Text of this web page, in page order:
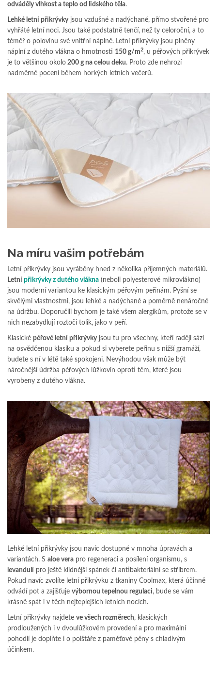
odváděly vlhkost a teplo od lidského těla.
Lehké letní přikrývkyjsou vzdušné a nadýchané, přímo stvořené pro
vyhřáté letní noci. Jsou také podstatně tenčí, než ty celoroční, a to
téměř o polovinu své vnitřní náplně. Letní přikrývky jsou plněny
náplní z dutého vlákna o hmotnosti 150 g/m2, u péřových přikrývek
je to většinou okolo 200 g na celou deku. Proto zde nehrozí
nadměrné pocení během horkých letních večerů.
Na míru vašim potřebám
Letní přikrývky jsou vyráběny hned z několika příjemných materiálů.
Letní přikrývky z dutého vlákna (neboli polyesterové mikrovlákno)
jsou moderní variantou ke klasickým péřovým peřinám. Pyšní se
skvělými vlastnostmi, jsou lehké a nadýchané a poměrně nenáročné
na údržbu. Doporučili bychom je také všem alergikům, protože se v
nich nezabydlují roztoči tolik, jako v peří.
Klasické péřové letní přikrývkyjsou tu pro všechny, kteří raději sází
na osvědčenou klasiku a pokud si vyberete peřinu s nižší gramáží,
budete s ní v létě také spokojeni. Nevýhodou však může být
náročnější údržba péřových lůžkovin oproti těm, které jsou
vyrobeny z dutého vlákna.
Lehké letní přikrývky jsou navíc dostupné v mnoha úpravách a
variantách. S aloe vera pro regeneraci a posílení organismu, s
levandulí pro ještě klidnější spánek či antibakteriální se stříbrem.
Pokud navíc zvolíte letní přikrývku z tkaniny Coolmax, která účinně
odvádí pot a zajišťuje výbornou tepelnou regulaci, bude se vám
krásně spát i v těch nejteplejších letních nocích.
Letní přikrývky najdete ve všech rozměrech, klasických
prodloužených i v dvoulůžkovém provedení a pro maximální
pohodlí je doplňte i o polštáře z paměťové pěny s chladivým
účinkem.